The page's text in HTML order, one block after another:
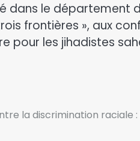
dans le département
frontières », aux
pour les jihadistes
la discrimination raciale :